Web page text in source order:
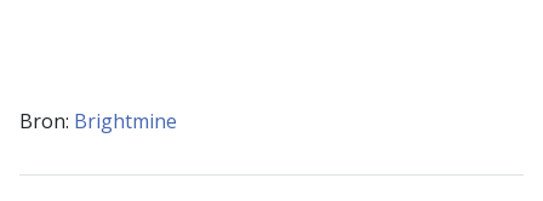
Bron: Brightmine